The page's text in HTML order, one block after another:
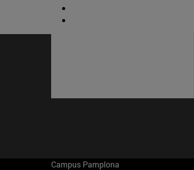
Campus Pamplona